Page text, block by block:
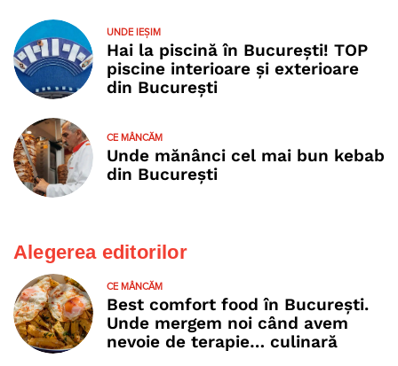
UNDE IEȘIM
Hai la piscină în București! TOP
piscine interioare și exterioare
din București
CE MÂNCĂM
Unde mănânci cel mai bun kebab
din București
Alegerea editorilor
CE MÂNCĂM
Best comfort food în București.
Unde mergem noi când avem
nevoie de terapie… culinară